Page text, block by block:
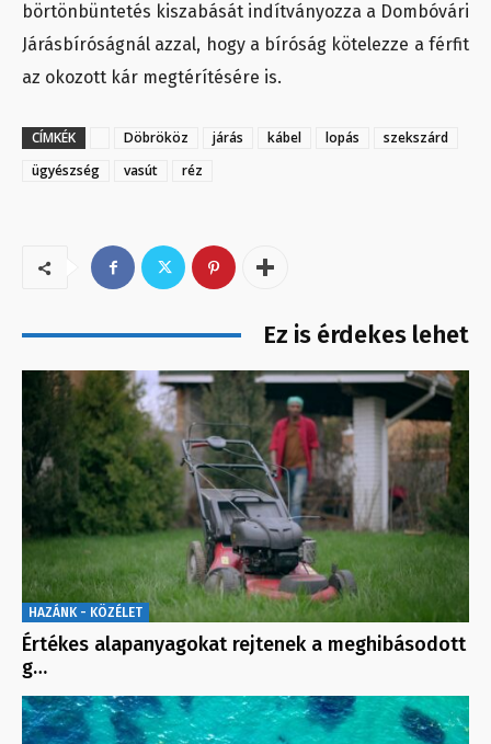
börtönbüntetés kiszabását indítványozza a Dombóvári
Járásbíróságnál azzal, hogy a bíróság kötelezze a férfit
az okozott kár megtérítésére is.
CÍMKÉK Döbrököz járás kábel lopás
szekszárd
ügyészség
vasút réz
Ez is érdekes lehet
HAZÁNK - KÖZÉLET
Értékes alapanyagokat rejtenek a meghibásodott
g…